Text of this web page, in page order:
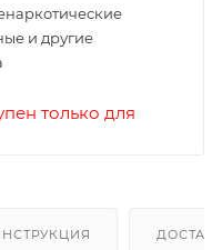
и другие
только для